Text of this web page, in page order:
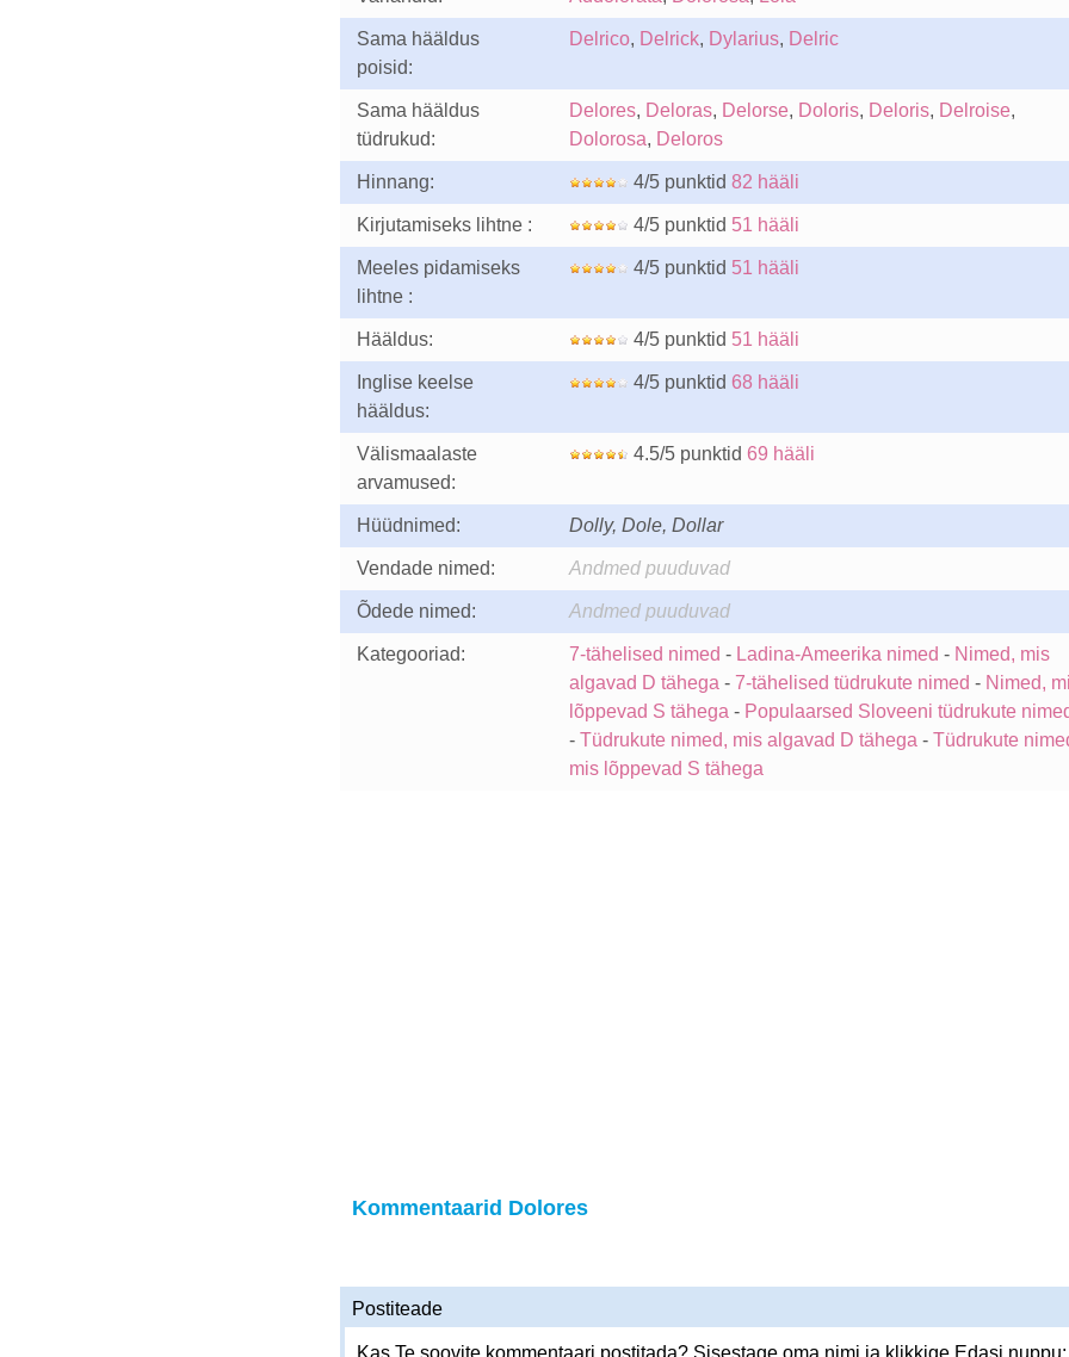
Sama hääldus
poisid:
Delrico, Delrick, Dylarius, Delric
Sama hääldus
tüdrukud:
Delores, Deloras, Delorse, Doloris, Deloris, Delroise,
Dolorosa, Deloros
Hinnang: 4/5 punktid 82 hääli
Kirjutamiseks lihtne : 4/5 punktid 51 hääli
Meeles pidamiseks
lihtne :
4/5 punktid 51 hääli
Hääldus: 4/5 punktid 51 hääli
Inglise keelse
hääldus:
4/5 punktid 68 hääli
Välismaalaste
arvamused:
4.5/5 punktid 69 hääli
Hüüdnimed: Dolly, Dole, Dollar
Vendade nimed: Andmed puuduvad
Õdede nimed: Andmed puuduvad
Kategooriad: 7-tähelised nimed - Ladina-Ameerika nimed - Nimed, mis
algavad D tähega - 7-tähelised tüdrukute nimed - Nimed,
lõppevad S tähega - Populaarsed Sloveeni tüdrukute
- Tüdrukute nimed, mis algavad D tähega - Tüdrukute
mis lõppevad S tähega
Kommentaarid Dolores
Postiteade
Kas Te soovite kommentaari postitada? Sisestage oma nimi ja klikkige Edasi nuppu: